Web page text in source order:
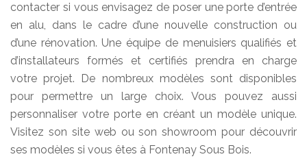
contacter si vous envisagez de poser une porte d’entrée
en alu, dans le cadre d’une nouvelle construction ou
d’une rénovation. Une équipe de menuisiers qualifiés et
d’installateurs formés et certifiés prendra en charge
votre projet. De nombreux modèles sont disponibles
pour permettre un large choix. Vous pouvez aussi
personnaliser votre porte en créant un modèle unique.
Visitez son site web ou son showroom pour découvrir
ses modèles si vous êtes à Fontenay Sous Bois.